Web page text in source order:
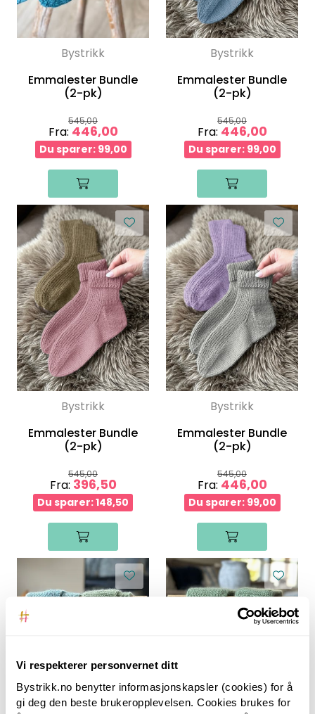
Vi respekterer personvernet ditt
Bystrikk.no benytter informasjonskapsler (cookies) for å
gi deg den beste brukeropplevelsen. Cookies brukes for
Bystrikk
Emmalester Bundle
(2-pk)
545,00
Fra: 446,00
Du sparer: 99,00
Bystrikk
Emmalester Bundle
(2-pk)
545,00
Fra: 446,00
Du sparer: 99,00
Bystrikk
Emmalester Bundle
(2-pk)
545,00
Fra: 396,50
Du sparer: 148,50
Bystrikk
Emmalester Bundle
(2-pk)
545,00
Fra: 446,00
Du sparer: 99,00